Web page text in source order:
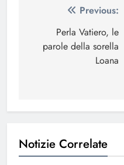
Navigazione
articoli
Previous:
Perla Vatiero, le
parole della sorella
Loana
Notizie Correlate